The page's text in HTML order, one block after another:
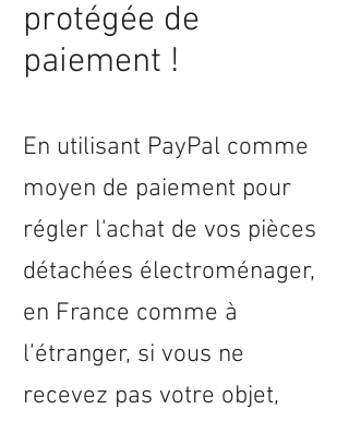
protégée de
paiement !
En utilisant PayPal comme
moyen de paiement pour
régler l'achat de vos pièces
détachées électroménager,
en France comme à
l’étranger, si vous ne
recevez pas votre objet,